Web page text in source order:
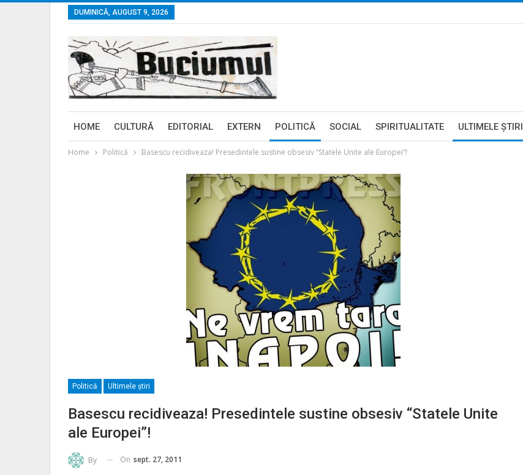
DUMINICĂ, AUGUST 9, 2026
HOME CULTURĂ EDITORIAL EXTERN POLITICĂ SOCIAL SPIRITUALITATE ULTIMELE ŞTIRI
Home Politică Basescu recidiveaza! Presedintele sustine obsesiv “Statele Unite ale Europei”!
Politică Ultimele ştiri
Basescu recidiveaza! Presedintele sustine obsesiv “Statele Unite
ale Europei”!
By On sept. 27, 2011